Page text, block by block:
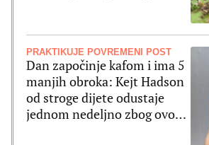
PRAKTIKUJE POVREMENI POST
Dan započinje kafom i ima 5
manjih obroka: Kejt Hadson
od stroge dijete odustaje
jednom nedeljno zbog ovog